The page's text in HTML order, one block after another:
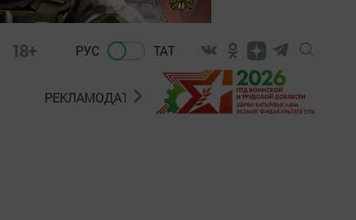
18+ РУС ТАТ
РЕКЛАМОДАТЕЛЯМ